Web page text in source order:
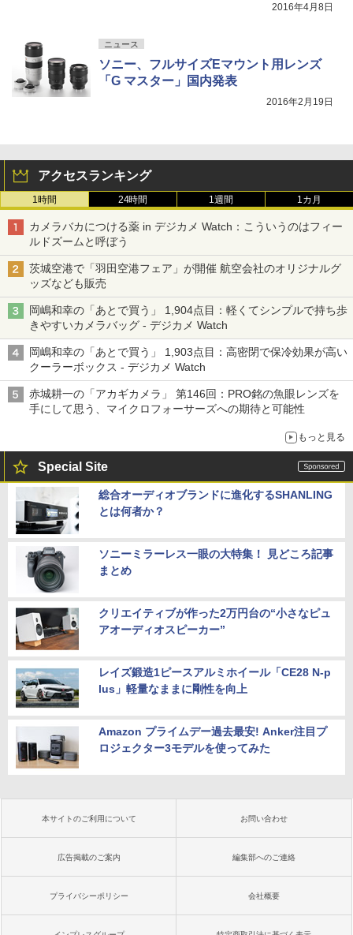
2016年4月8日
ニュース
ソニー、フルサイズEマウント用レンズ
「G マスター」国内発表
2016年2月19日
アクセスランキング
1時間 24時間 1週間 1カ月
カメラバカにつける薬 in デジカメ Watch：こういうのはフィー
ルドズームと呼ぼう
茨城空港で「羽田空港フェア」が開催 航空会社のオリジナルグ
ッズなども販売
岡嶋和幸の「あとで買う」 1,904点目：軽くてシンプルで持ち歩
きやすいカメラバッグ - デジカメ Watch
岡嶋和幸の「あとで買う」 1,903点目：高密閉で保冷効果が高い
クーラーボックス - デジカメ Watch
赤城耕一の「アカギカメラ」 第146回：PRO銘の魚眼レンズを
手にして思う、マイクロフォーサーズへの期待と可能性
もっと見る
Special Site
総合オーディオブランドに進化するSHANLING
とは何者か？
ソニーミラーレス一眼の大特集！ 見どころ記事
まとめ
クリエイティブが作った2万円台の“小さなピュ
アオーディオスピーカー”
レイズ鍛造1ピースアルミホイール「CE28 N-p
lus」軽量なままに剛性を向上
Amazon プライムデー過去最安! Anker注目プ
ロジェクター3モデルを使ってみた
本サイトのご利用について お問い合わせ
広告掲載のご案内 編集部へのご連絡
プライバシーポリシー 会社概要